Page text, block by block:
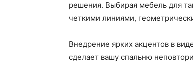
решения. Выбирая мебель для
четкими линиями,
Внедрение ярких акцентов в
сделает вашу спальню